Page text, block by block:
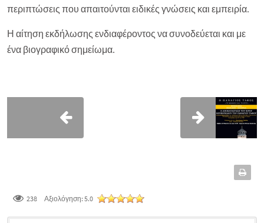
περιπτώσεις που απαιτούνται ειδικές γνώσεις και εμπειρία.
Η αίτηση εκδήλωσης ενδιαφέροντος να συνοδεύεται και με
ένα βιογραφικό σημείωμα.
238 Αξιολόγηση: 5.0